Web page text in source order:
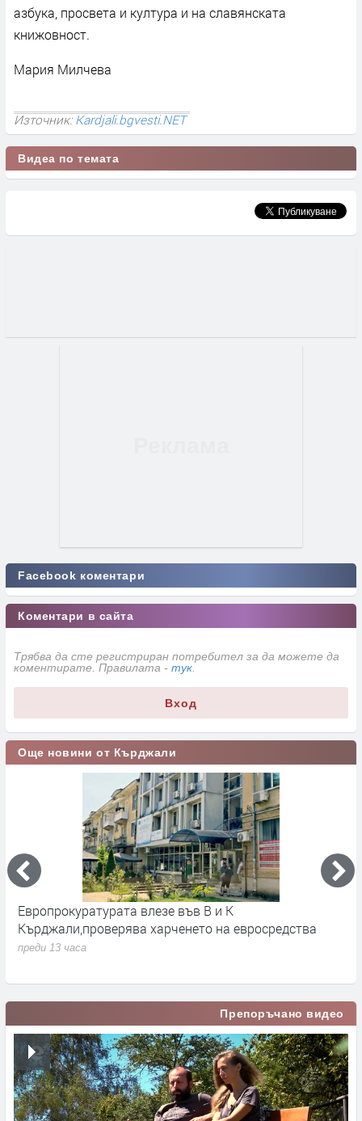
азбука, просвета и култура и на славянската
книжовност.
Мария Милчева
Източник:Kardjali.bgvesti.NET
Видеа по темата
Facebook коментари
Коментари в сайта
Трябва да сте регистриран потребител за да можете да
коментирате. Правилата - тук
Вход
Още новини от Кърджали
Европрокуратурата влезе във В и К
Кърджали,проверява харченето на евросредства
преди 13 часа
Препоръчано видео